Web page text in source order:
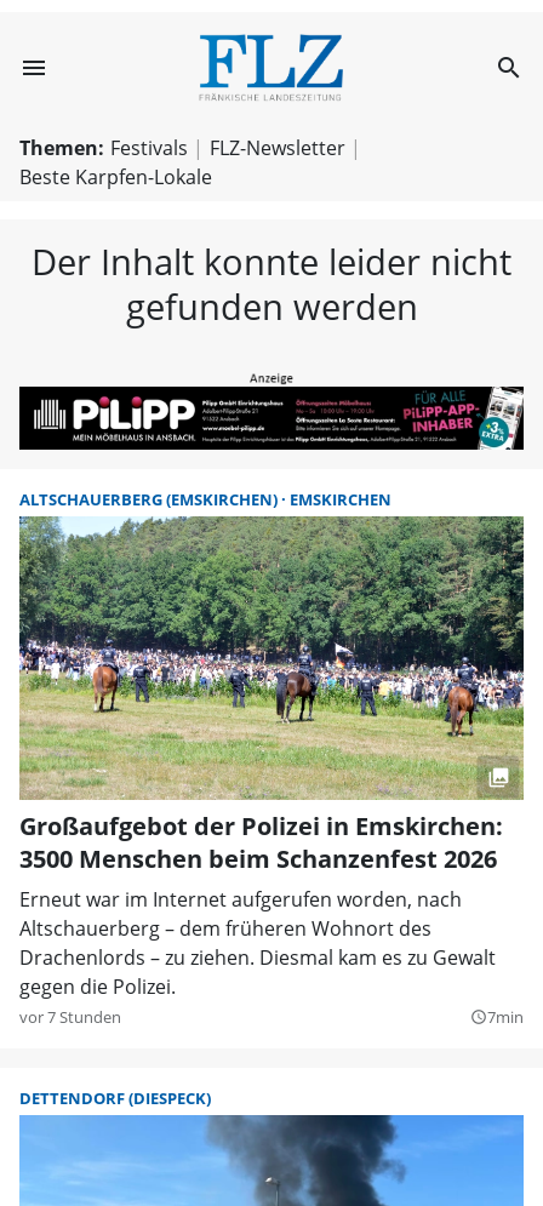
menu FLZ – search
Themen: Festivals
FLZ-Newsletter
Beste Karpfen-Lokale
Der Inhalt konnte leider nicht
gefunden werden
ALTSCHAUERBERG (EMSKIRCHEN) EMSKIRCHEN
Großaufgebot der Polizei in Emskirchen:
3500 Menschen beim Schanzenfest 2026
Erneut war im Internet aufgerufen worden, nach
Altschauerberg – dem früheren Wohnort des
Drachenlords – zu ziehen. Diesmal kam es zu Gewalt
gegen die Polizei.
vor 7 Stunden query_builder7min
DETTENDORF (DIESPECK)